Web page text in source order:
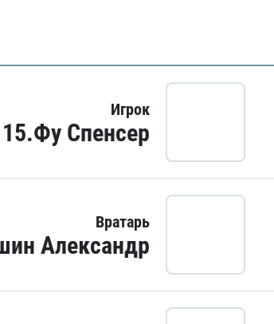
Игрок
15.Фу Спенсер
Вратарь
Александр